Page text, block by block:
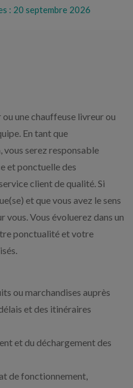
: 20 septembre 2026
une chauffeuse livreur ou
En tant que
serez responsable
et ponctuelle des
client de qualité. Si
et que vous avez le sens
vous. Vous évoluerez dans un
ponctualité et votre
ou marchandises auprès
et des itinéraires
et du déchargement des
de fonctionnement,